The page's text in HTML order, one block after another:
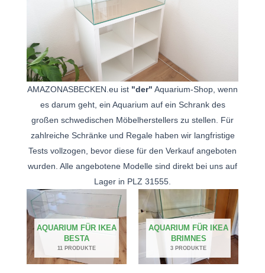
AMAZONASBECKEN.eu ist "der" Aquarium-Shop, wenn
es darum geht, ein Aquarium auf ein Schrank des
großen schwedischen Möbelherstellers zu stellen. Für
zahlreiche Schränke und Regale haben wir langfristige
Tests vollzogen, bevor diese für den Verkauf angeboten
wurden. Alle angebotene Modelle sind direkt bei uns auf
Lager in PLZ 31555.
AQUARIUM FÜR IKEA
BESTA
11 PRODUKTE
AQUARIUM FÜR IKEA
BRIMNES
3 PRODUKTE